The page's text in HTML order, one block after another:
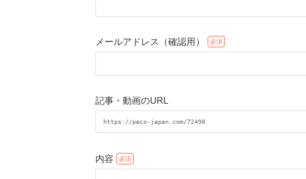
メールアドレス（確認用）
記事・動画のURL
内容